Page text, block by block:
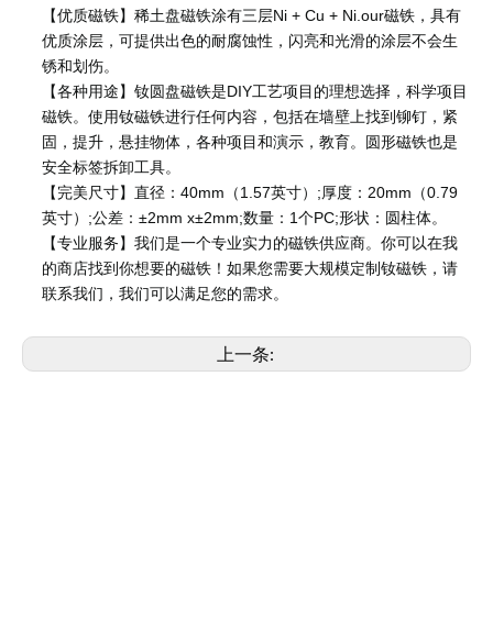
【优质磁铁】稀土盘磁铁涂有三层Ni + Cu + Ni.our磁铁，具有
优质涂层，可提供出色的耐腐蚀性，闪亮和光滑的涂层不会生
锈和划伤。
【各种用途】钕圆盘磁铁是DIY工艺项目的理想选择，科学项目
磁铁。使用钕磁铁进行任何内容，包括在墙壁上找到铆钉，紧
固，提升，悬挂物体，各种项目和演示，教育。圆形磁铁也是
安全标签拆卸工具。
【完美尺寸】直径：40mm（1.57英寸）;厚度：20mm（0.79
英寸）;公差：±2mm x±2mm;数量：1个PC;形状：圆柱体。
【专业服务】我们是一个专业实力的磁铁供应商。你可以在我
的商店找到你想要的磁铁！如果您需要大规模定制钕磁铁，请
联系我们，我们可以满足您的需求。
上一条: